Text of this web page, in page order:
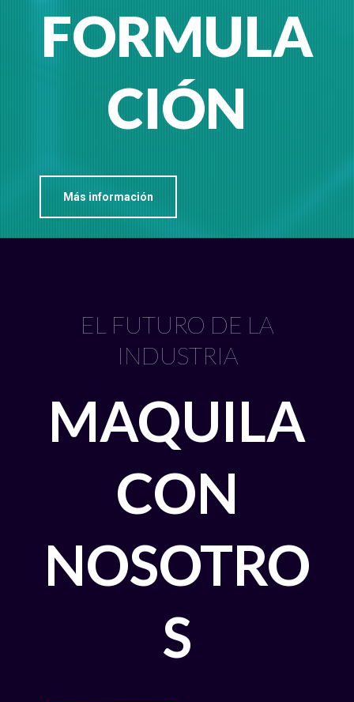
FORMULA
CIÓN
Más información
EL FUTURO DE LA
INDUSTRIA
MAQUILA
CON
NOSOTRO
S